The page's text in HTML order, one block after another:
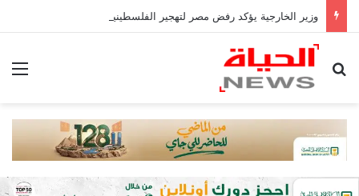
بحث عن